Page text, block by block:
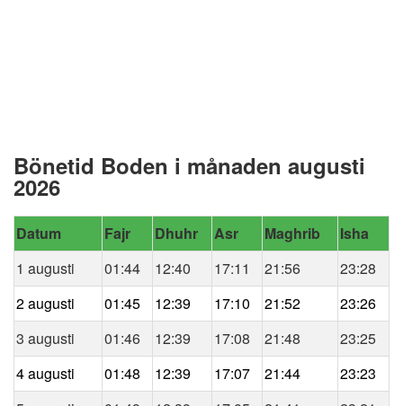
Bönetid Boden i månaden augusti
2026
Datum Fajr Dhuhr Asr Maghrib
Isha
1 augusti
01:44 12:40 17:11 21:56
23:28
2 augusti
01:45 12:39 17:10 21:52
23:26
3 augusti
01:46 12:39 17:08 21:48
23:25
4 augusti
01:48 12:39 17:07 21:44
23:23